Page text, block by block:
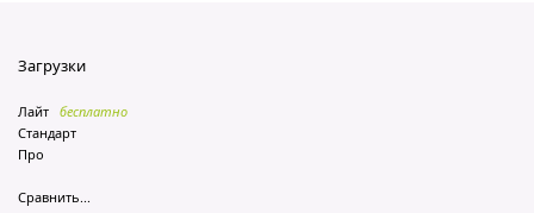
Загрузки
Лайт бесплатно
Стандарт
Про
Сравнить...